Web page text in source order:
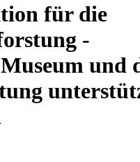
für die
-
und